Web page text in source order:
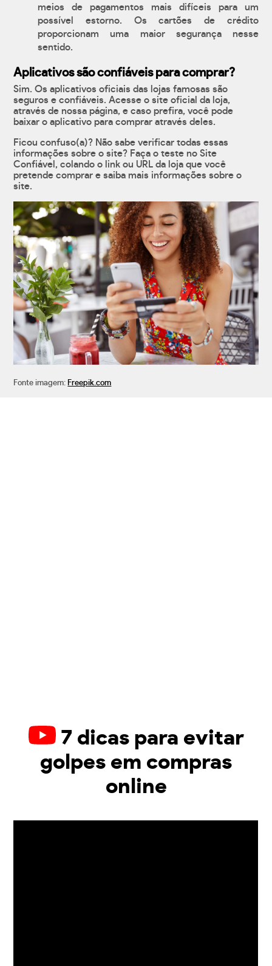
meios de pagamentos mais difíceis para um
possível estorno. Os cartões de crédito
proporcionam uma maior segurança nesse
sentido.
Aplicativos são confiáveis para comprar?
Sim. Os aplicativos oficiais das lojas famosas são
seguros e confiáveis. Acesse o site oficial da loja,
através de nossa página, e caso prefira, você pode
baixar o aplicativo para comprar através deles.
Ficou confuso(a)? Não sabe verificar todas essas
informações sobre o site? Faça o teste no Site
Confiável, colando o link ou URL da loja que você
pretende comprar e saiba mais informações sobre o
site.
Fonte imagem: Freepik.com
7 dicas para evitar
golpes em compras
online